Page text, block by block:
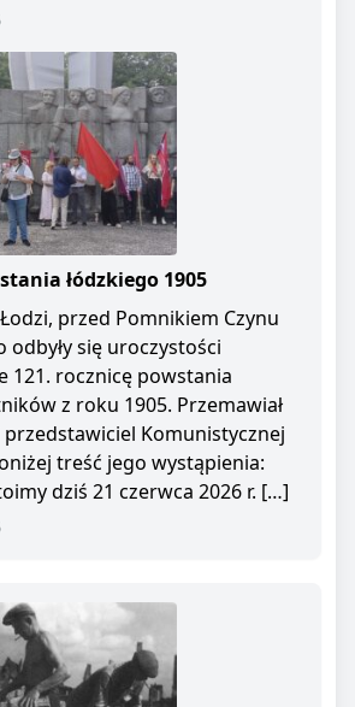
łódzkiego 1905
przed Pomnikiem Czynu
odbyły się uroczystości
121. rocznicę powstania
z roku 1905. Przemawiał
Komunistycznej
treść jego wystąpienia:
dziś 21 czerwca 2026 r. […]